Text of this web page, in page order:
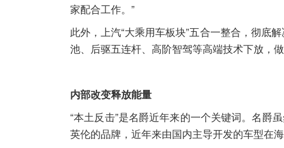
家配合工作。”
此外，上汽“大乘用车板块”五合一整合，彻底
池、后驱五连杆、高阶智驾等高端技术下放，做
内部改变释放能量
“本土反击”是名爵近年来的一个关键词。名爵
英伦的品牌，近年来由国内主导开发的车型在